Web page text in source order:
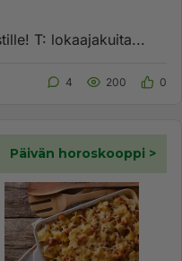
T: lokaajakuita...
4 200 0